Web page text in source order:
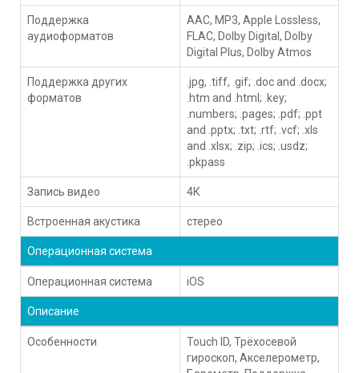
Поддержка
аудиоформатов
AAC, MP3, Apple Lossless,
FLAC, Dolby Digital, Dolby
Digital Plus, Dolby Atmos
Поддержка других
форматов
.jpg, .tiff, .gif; .doc and .docx;
.htm and .html; .key;
.numbers; .pages; .pdf; .ppt
and .pptx; .txt; .rtf; .vcf; .xls
and .xlsx; .zip; .ics; .usdz;
.pkpass
Запись видео 4К
Встроенная акустика стерео
Операционная система
Операционная система iOS
Описание
Особенности
Touch ID, Трёхосевой
гироскоп, Акселерометр,